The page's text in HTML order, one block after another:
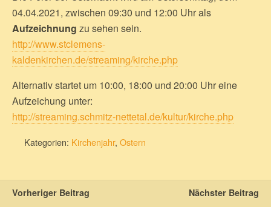
04.04.2021, zwischen 09:30 und 12:00 Uhr als
Aufzeichnung zu sehen sein.
http://www.stclemens-
kaldenkirchen.de/streaming/kirche.php
Alternativ startet um 10:00, 18:00 und 20:00 Uhr eine
Aufzeichung unter:
http://streaming.schmitz-nettetal.de/kultur/kirche.php
Kategorien: Kirchenjahr, Ostern
Vorheriger Beitrag Nächster Beitrag